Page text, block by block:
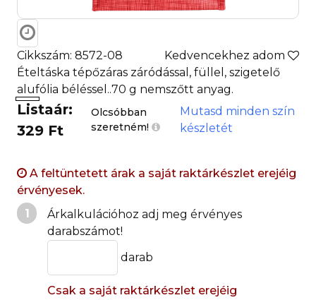
Cikkszám: 8572-08
Kedvencekhez adom
Ételtáska tépőzáras záródással, füllel, szigetelő
alufólia béléssel..70 g nemszőtt anyag.
Listaár:
329 Ft
Olcsóbban
szeretném!
Mutasd minden szín
készletét
A feltüntetett árak a saját raktárkészlet erejéig
érvényesek.
1
Árkalkulációhoz adj meg érvényes
darabszámot!
darab
Csak a saját raktárkészlet erejéig